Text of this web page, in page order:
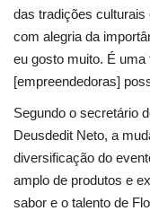
das tradições culturais
com alegria da
eu gosto muito. É
[empreendedoras]
Segundo o secretário
Deusdedit Neto, a
diversificação do
amplo de produtos e
sabor e o talento de